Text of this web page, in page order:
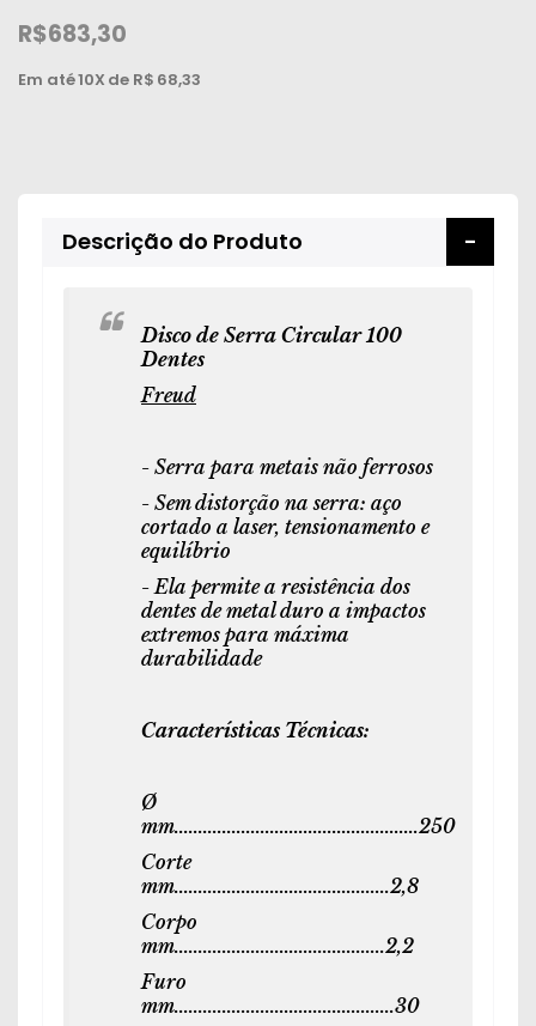
Acessórios
Oficina
R$683,30
Em até10X de R$ 68,33
Descrição do Produto
Disco de Serra Circular 100
Dentes
Freud
- Serra para metais não ferrosos
- Sem distorção na serra: aço
cortado a laser, tensionamento e
equilíbrio
- Ela permite a resistência dos
dentes de metal duro a impactos
extremos para máxima
durabilidade
Características Técnicas:
Ø
mm...................................................250
Corte
mm.............................................2,8
Corpo
mm............................................2,2
Furo
mm..............................................30